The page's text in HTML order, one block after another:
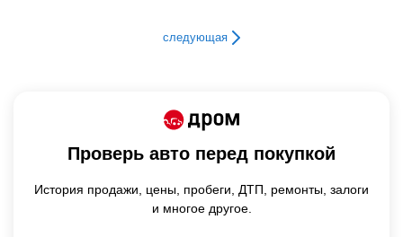
следующая
Проверь авто перед покупкой
История продажи, цены, пробеги, ДТП, ремонты, залоги
и многое другое.